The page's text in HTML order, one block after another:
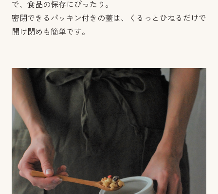
で、食品の保存にぴったり。
密閉できるパッキン付きの蓋は、くるっとひねるだけで
開け閉めも簡単です。